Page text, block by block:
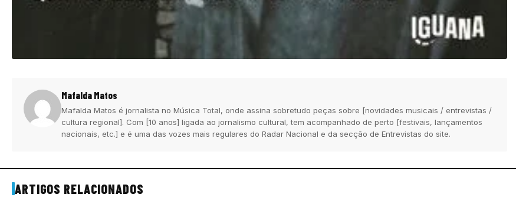
Mafalda Matos
Mafalda Matos é jornalista no Música Total, onde assina sobretudo peças sobre [novidades musicais / entrevistas /
cultura regional]. Com [10 anos] ligada ao jornalismo cultural, tem acompanhado de perto [festivais, lançamentos
nacionais, etc.] e é uma das vozes mais regulares do Radar Nacional e da secção de Entrevistas do site.
ARTIGOS RELACIONADOS